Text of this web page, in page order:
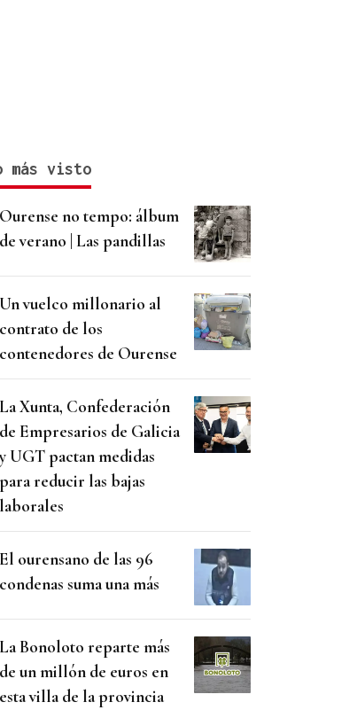
más visto
Ourense no tempo: álbum
de verano | Las pandillas
Un vuelco millonario al
contrato de los
contenedores de Ourense
La Xunta, Confederación
de Empresarios de Galicia
y UGT pactan medidas
para reducir las bajas
laborales
El ourensano de las 96
condenas suma una más
La Bonoloto reparte más
de un millón de euros en
esta villa de la provincia